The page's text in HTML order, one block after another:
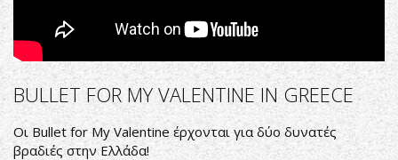
BULLET FOR MY VALENTINE IN GREECE
Οι Bullet for My Valentine έρχονται για δύο δυνατές
βραδιές στην Ελλάδα!